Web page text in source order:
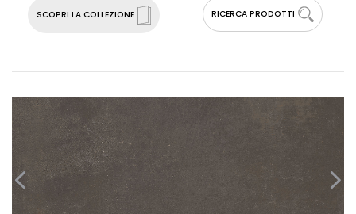
SCOPRI LA COLLEZIONE RICERCA PRODOTTI